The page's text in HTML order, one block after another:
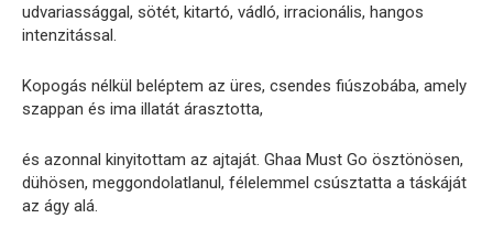
udvariassággal, sötét, kitartó, vádló, irracionális, hangos
intenzitással.
Kopogás nélkül beléptem az üres, csendes fiúszobába, amely
szappan és ima illatát árasztotta,
és azonnal kinyitottam az ajtaját. Ghaa Must Go ösztönösen,
dühösen, meggondolatlanul, félelemmel csúsztatta a táskáját
az ágy alá.